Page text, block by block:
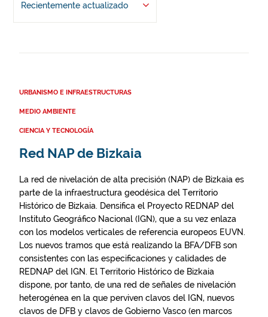
Recientemente actualizado
URBANISMO E INFRAESTRUCTURAS
MEDIO AMBIENTE
CIENCIA Y TECNOLOGÍA
Red NAP de Bizkaia
La red de nivelación de alta precisión (NAP) de Bizkaia es
parte de la infraestructura geodésica del Territorio
Histórico de Bizkaia. Densifica el Proyecto REDNAP del
Instituto Geográfico Nacional (IGN), que a su vez enlaza
con los modelos verticales de referencia europeos EUVN.
Los nuevos tramos que está realizando la BFA/DFB son
consistentes con las especificaciones y calidades de
REDNAP del IGN. El Territorio Histórico de Bizkaia
dispone, por tanto, de una red de señales de nivelación
heterogénea en la que perviven clavos del IGN, nuevos
clavos de DFB y clavos de Gobierno Vasco (en marcos